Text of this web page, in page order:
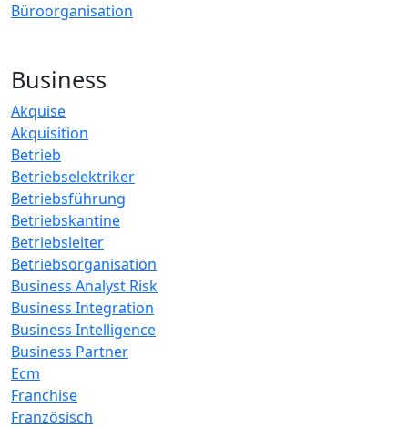
Büroorganisation
Business
Akquise
Akquisition
Betrieb
Betriebselektriker
Betriebsführung
Betriebskantine
Betriebsleiter
Betriebsorganisation
Business Analyst Risk
Business Integration
Business Intelligence
Business Partner
Ecm
Franchise
Französisch